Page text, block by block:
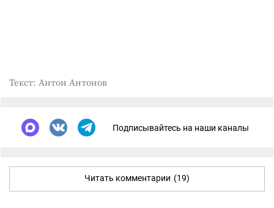
Текст: Антон Антонов
Подписывайтесь на наши каналы
Читать комментарии (19)